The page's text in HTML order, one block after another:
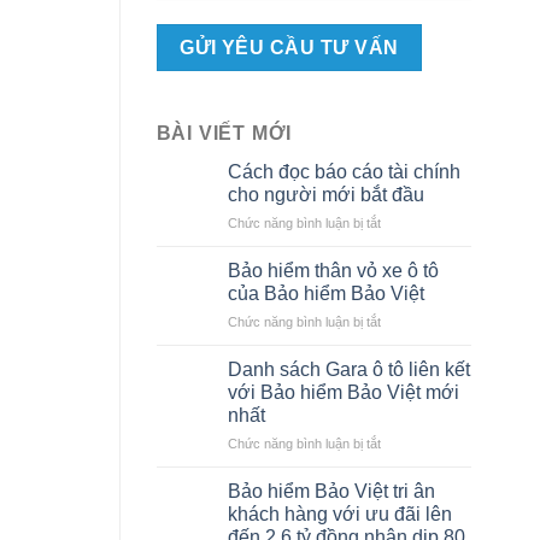
BÀI VIẾT MỚI
Cách đọc báo cáo tài chính
cho người mới bắt đầu
Chức năng bình luận bị tắtở
báo
cáo
tài
cho
người
đầu
Bảo hiểm thân vỏ xe ô tô
của Bảo hiểm Bảo Việt
Chức năng bình luận bị tắtở
hiểm
thân
vỏ
ô
của
Bảo
hiểm
Danh sách Gara ô tô liên kết
với Bảo hiểm Bảo Việt mới
nhất
Chức năng bình luận bị tắtở
sách
Gara
ô
Bảo hiểm Bảo Việt tri ân
khách hàng với ưu đãi lên